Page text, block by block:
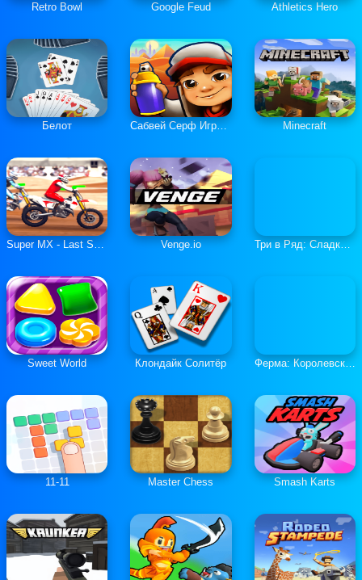
Retro Bowl Google Feud Athletics Hero
Белот Сабвей Серф Играть Онлайн Minecraft
Super MX - Last Season Venge.io Три в Ряд: Сладкие Загадки
Sweet World Клондайк Солитёр Ферма: Королевская История
11-11 Master Chess Smash Karts